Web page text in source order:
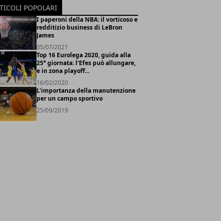
POPOLARI
I paperoni della NBA: il vorticoso e
redditizio business di LeBron
James
05/07/2021
Top 16 Eurolega 2020, guida alla
25° giornata: l'Efes può allungare,
e in zona playoff...
16/02/2020
L'importanza della manutenzione
per un campo sportivo
25/09/2019